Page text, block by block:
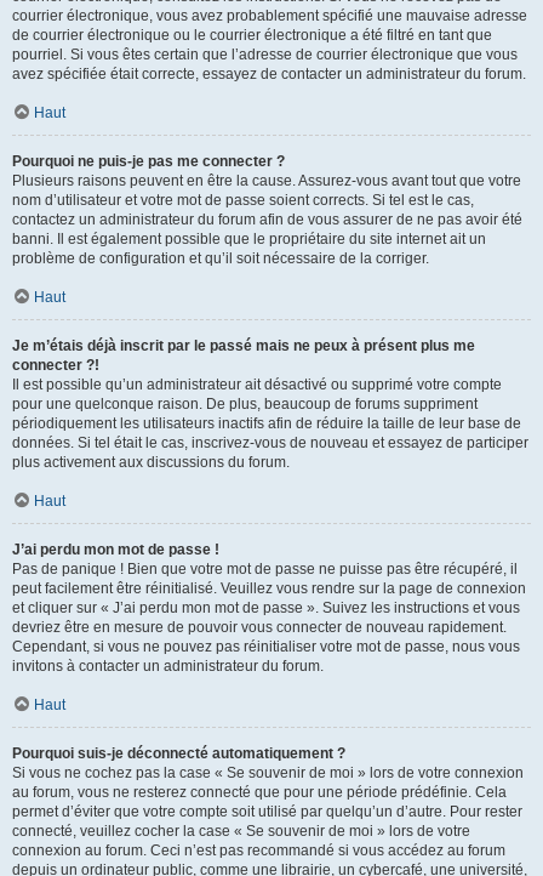
courrier électronique, vous avez probablement spécifié une mauvaise adresse
de courrier électronique ou le courrier électronique a été filtré en tant que
pourriel. Si vous êtes certain que l’adresse de courrier électronique que vous
avez spécifiée était correcte, essayez de contacter un administrateur du forum.
Haut
Pourquoi ne puis-je pas me connecter ?
Plusieurs raisons peuvent en être la cause. Assurez-vous avant tout que votre
nom d’utilisateur et votre mot de passe soient corrects. Si tel est le cas,
contactez un administrateur du forum afin de vous assurer de ne pas avoir été
banni. Il est également possible que le propriétaire du site internet ait un
problème de configuration et qu’il soit nécessaire de la corriger.
Haut
Je m’étais déjà inscrit par le passé mais ne peux à présent plus me
connecter ?!
Il est possible qu’un administrateur ait désactivé ou supprimé votre compte
pour une quelconque raison. De plus, beaucoup de forums suppriment
périodiquement les utilisateurs inactifs afin de réduire la taille de leur base de
données. Si tel était le cas, inscrivez-vous de nouveau et essayez de participer
plus activement aux discussions du forum.
Haut
J’ai perdu mon mot de passe !
Pas de panique ! Bien que votre mot de passe ne puisse pas être récupéré, il
peut facilement être réinitialisé. Veuillez vous rendre sur la page de connexion
et cliquer sur « J’ai perdu mon mot de passe ». Suivez les instructions et vous
devriez être en mesure de pouvoir vous connecter de nouveau rapidement.
Cependant, si vous ne pouvez pas réinitialiser votre mot de passe, nous vous
invitons à contacter un administrateur du forum.
Haut
Pourquoi suis-je déconnecté automatiquement ?
Si vous ne cochez pas la case « Se souvenir de moi » lors de votre connexion
au forum, vous ne resterez connecté que pour une période prédéfinie. Cela
permet d’éviter que votre compte soit utilisé par quelqu’un d’autre. Pour rester
connecté, veuillez cocher la case « Se souvenir de moi » lors de votre
connexion au forum. Ceci n’est pas recommandé si vous accédez au forum
depuis un ordinateur public, comme une librairie, un cybercafé, une université,